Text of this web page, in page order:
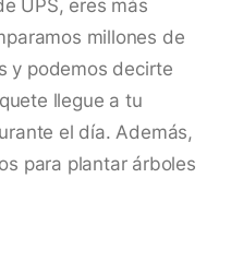
UPS, eres más
millones de
y podemos decirte
llegue a tu
el día. Además,
para plantar árboles